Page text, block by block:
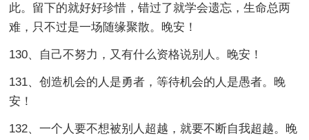
此。留下的就好好珍惜，错过了就学会遗忘，生命总两
难，只不过是一场随缘聚散。晚安！
130、自己不努力，又有什么资格说别人。晚安！
131、创造机会的人是勇者，等待机会的人是愚者。晚
安！
132、一个人要不想被别人超越，就要不断自我超越。晚